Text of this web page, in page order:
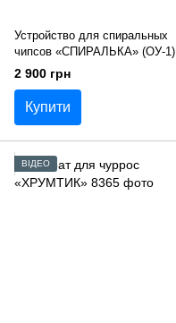
Устройство для спиральных
чипсов «СПИРАЛЬКА» (ОУ-1)
2 900 грн
Купити
ВІДЕО